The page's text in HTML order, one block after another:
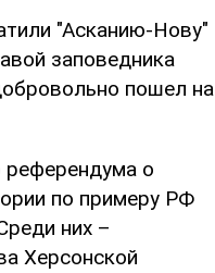
"Асканию-Нову"
заповедника
пошел на
референдума о
по примеру РФ
них –
Херсонской